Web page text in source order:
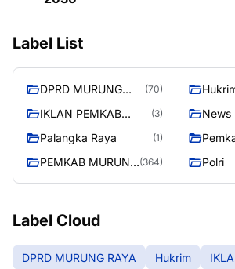
Label List
DPRD MURUNG
(70)
IKLAN PEMKAB
(3) News
Palangka Raya (1)
PEMKAB MURUNG (364) Polri
Label Cloud
DPRD MURUNG RAYA Hukrim